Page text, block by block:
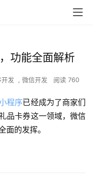
功能全面解析
发 , 微信开发 阅读 760
程序已经成为了商家们
品卡券这一领域，微信
面的发挥。